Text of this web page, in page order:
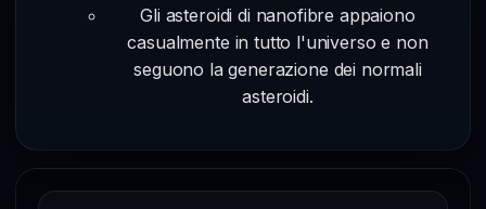
Gli asteroidi di nanofibre appaiono
casualmente in tutto l'universo e non
seguono la generazione dei normali
asteroidi.